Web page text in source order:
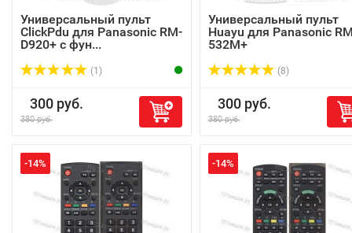
Универсальный пульт
ClickPdu для Panasonic RM-
D920+ c фун...
(1)
300 руб.
380 руб.
Универсальный пульт
Huayu для Panasonic
532M+
(8)
300 руб.
380 руб.
-14% -14%